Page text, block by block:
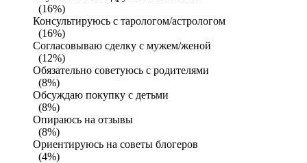
(16%)
Консультируюсь с тарологом/астрологом
(16%)
Согласовываю сделку с мужем/женой
(12%)
Обязательно советуюсь с родителями
(8%)
Обсуждаю покупку с детьми
(8%)
Опираюсь на отзывы
(8%)
Ориентируюсь на советы блогеров
(4%)